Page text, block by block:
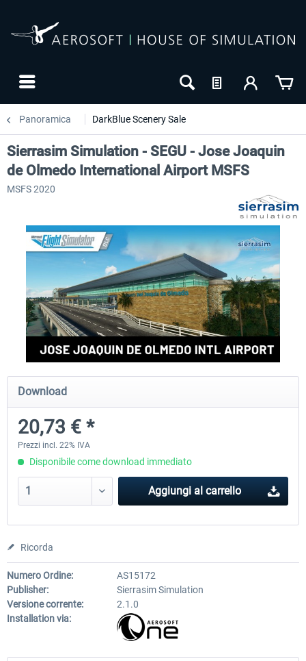
Panoramica DarkBlue Scenery Sale
Sierrasim Simulation - SEGU - Jose Joaquin
de Olmedo International Airport MSFS
MSFS 2020
Download
20,73 € *
Prezzi incl. 22% IVA
Disponibile come download immediato
Aggiungi al carrello
Ricorda
Numero Ordine:
AS15172
Publisher:
Sierrasim Simulation
Versione corrente:
2.1.0
Installation via: